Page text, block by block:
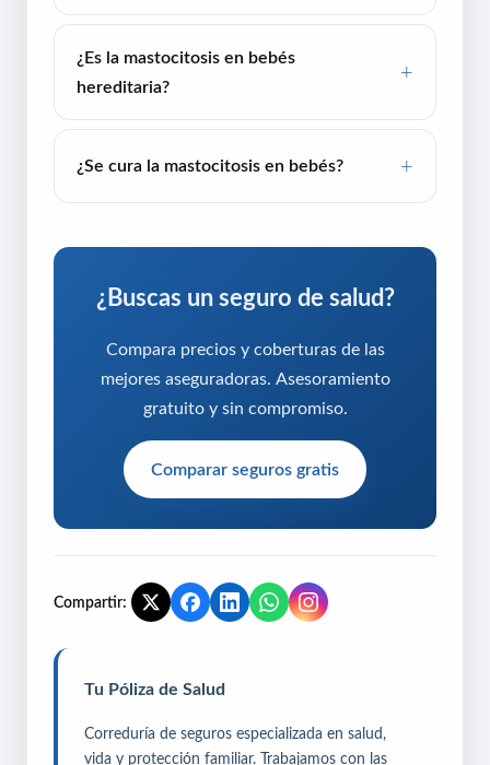
¿Es la mastocitosis en bebés
hereditaria?
¿Se cura la mastocitosis en bebés?
¿Buscas un seguro de salud?
Compara precios y coberturas de las
mejores aseguradoras. Asesoramiento
gratuito y sin compromiso.
Comparar seguros gratis
Compartir:
Tu Póliza de Salud
Correduría de seguros especializada en salud,
vida y protección familiar. Trabajamos con las